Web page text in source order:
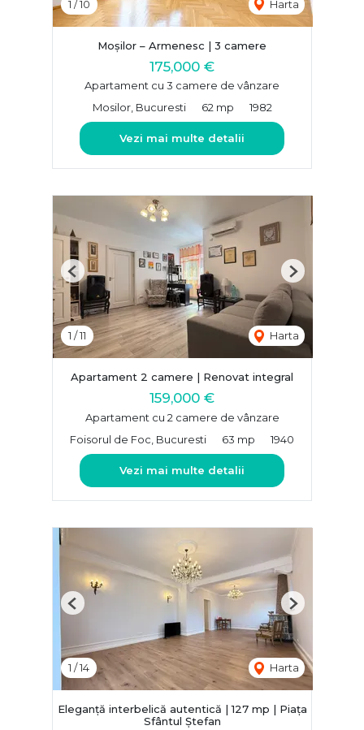
1 /10 Harta
Moșilor – Armenesc | 3 camere
175,000 €
Apartament cu 3 camere de vânzare
Mosilor, Bucuresti
62 mp 1982
Vezi mai multe detalii
1 /11 Harta
Previous Next
Apartament 2 camere | Renovat integral
159,000 €
Apartament cu 2 camere de vânzare
Foisorul de Foc, Bucuresti
63 mp 1940
Vezi mai multe detalii
1 /14 Harta
Previous Next
Eleganță interbelică autentică | 127 mp | Piața
Sfântul Ștefan